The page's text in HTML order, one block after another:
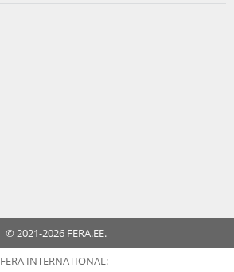
© 2021-2026 FERA.EE.
FERA INTERNATIONAL: